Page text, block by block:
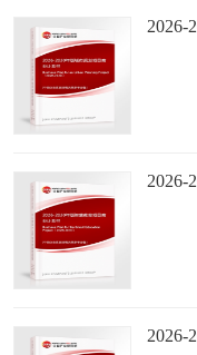
2026-
2026-
2026-